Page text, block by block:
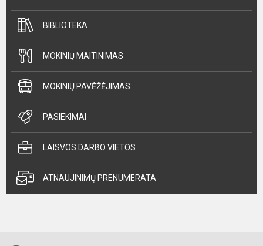
BIBLIOTEKA
MOKINIŲ MAITINIMAS
MOKINIŲ PAVĖŽĖJIMAS
PASIEKIMAI
LAISVOS DARBO VIETOS
ATNAUJINIMŲ PRENUMERATA